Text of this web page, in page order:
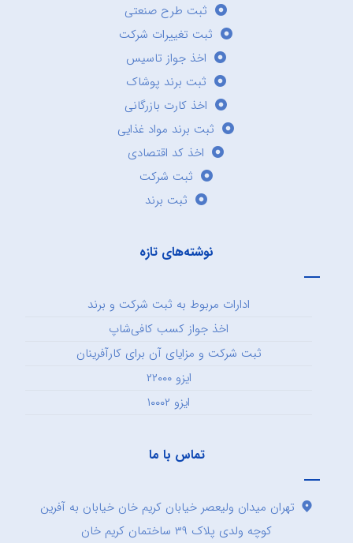
ثبت طرح صنعتی
ثبت تغییرات شرکت
اخذ جواز تاسیس
ثبت برند پوشاک
اخذ کارت بازرگانی
ثبت برند مواد غذایی
اخذ کد اقتصادی
ثبت شرکت
ثبت برند
نوشته‌های تازه
ادارات مربوط به ثبت شرکت و برند
اخذ جواز کسب کافی‌شاپ
ثبت شرکت و مزایای آن برای کارآفرینان
ایزو ۲۲۰۰۰
ایزو ۱۰۰۰۲
تماس با ما
تهران میدان ولیعصر خیابان کریم خان خیابان به آفرین
کوچه ولدی پلاک ۳۹ ساختمان کریم خان